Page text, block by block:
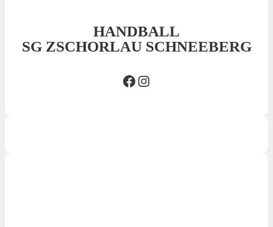
HANDBALL
SG ZSCHORLAU SCHNEEBERG
Facebook SGInsta SG